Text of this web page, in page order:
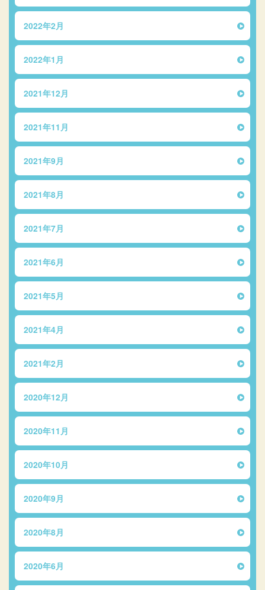
2022年2月
2022年1月
2021年12月
2021年11月
2021年9月
2021年8月
2021年7月
2021年6月
2021年5月
2021年4月
2021年2月
2020年12月
2020年11月
2020年10月
2020年9月
2020年8月
2020年6月